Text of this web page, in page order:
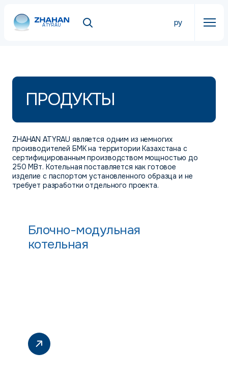
ATYRAU ру
ПРОДУКТЫ
ZHAHAN ATYRAU является одним из немногих
производителей БМК на территории Казахстана с
сертифицированным производством мощностью до
250 МВт. Котельная поставляется как готовое
изделие с паспортом установленного образца и не
требует разработки отдельного проекта.
Блочно-модульная
котельная